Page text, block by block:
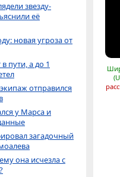
звезду-
её
новая угроза от
пути, а до 1
отправился
у Марса и
загадочный
она исчезла с